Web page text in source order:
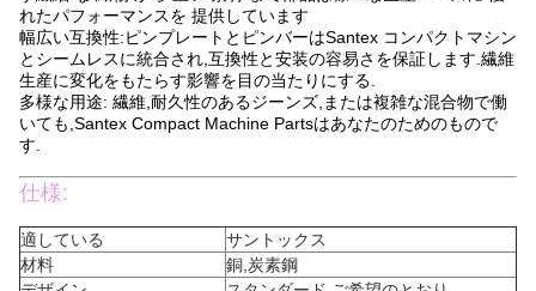
れたパフォーマンスを 提供しています
幅広い互換性:ピンプレートとピンバーはSantex コンパクトマシン
とシームレスに統合され,互換性と安装の容易さを保証します.繊維
生産に変化をもたらす影響を目の当たりにする.
多様な用途: 繊維,耐久性のあるジーンズ,または複雑な混合物で働
いても,Santex Compact Machine Partsはあなたのためのもので
す.
仕様:
適している
サントックス
材料
銅,炭素鋼